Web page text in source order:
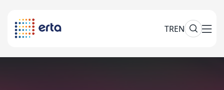
TREN